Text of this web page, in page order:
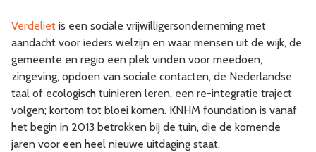
Verdeliet is een sociale vrijwilligersonderneming met
aandacht voor ieders welzijn en waar mensen uit de wijk, de
gemeente en regio een plek vinden voor meedoen,
zingeving, opdoen van sociale contacten, de Nederlandse
taal of ecologisch tuinieren leren, een re-integratie traject
volgen; kortom tot bloei komen. KNHM foundation is vanaf
het begin in 2013 betrokken bij de tuin, die de komende
jaren voor een heel nieuwe uitdaging staat.